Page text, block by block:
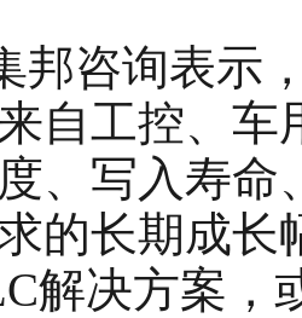
邦咨询表示
自工控、车
、写入寿
的长期成长
解决方案，